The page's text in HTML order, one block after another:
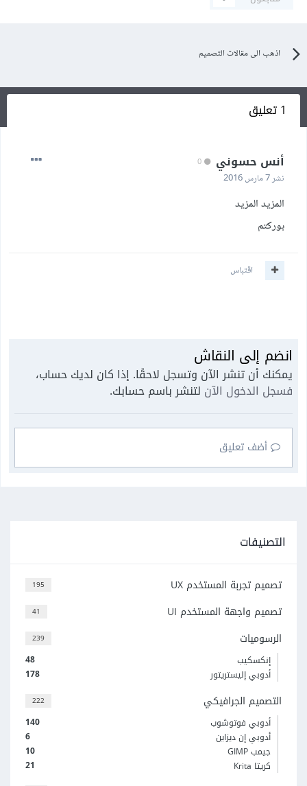
اذهب الى مقالات التصميم
1 تعليق
أنس حسوني
نشر7 مارس 2016
المزيد المزيد
بوركتم
اقتباس
انضم إلى النقاش
يمكنك أن تنشر الآن وتسجل لاحقًا. إذا كان لديك حساب،
فسجل الدخول الآن لتنشر باسم حسابك.
أضف تعليق
التصنيفات
195 تصميم تجربة المستخدم UX
41 تصميم واجهة المستخدم UI
239 الرسوميات
48
إنكسكيب
178
أدوبي إليستريتور
222 التصميم الجرافيكي
140
أدوبي فوتوشوب
6
أدوبي إن ديزاين
10
جيمب GIMP
21
كريتا Krita